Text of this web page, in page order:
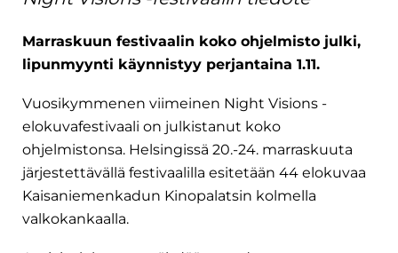
Marraskuun festivaalin koko ohjelmisto julki,
lipunmyynti käynnistyy perjantaina 1.11.
Vuosikymmenen viimeinen Night Visions -
elokuvafestivaali on julkistanut koko
ohjelmistonsa. Helsingissä 20.-24. marraskuuta
järjestettävällä festivaalilla esitetään 44 elokuvaa
Kaisaniemenkadun Kinopalatsin kolmella
valkokankaalla.